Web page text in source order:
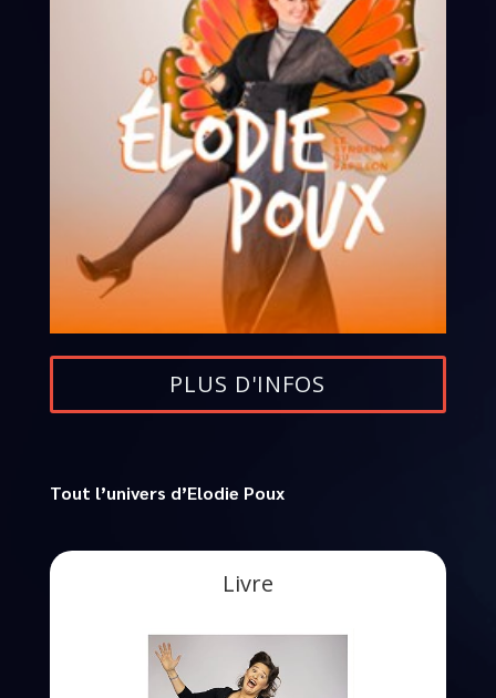
PLUS D'INFOS
Tout l’univers d’Elodie Poux
Livre